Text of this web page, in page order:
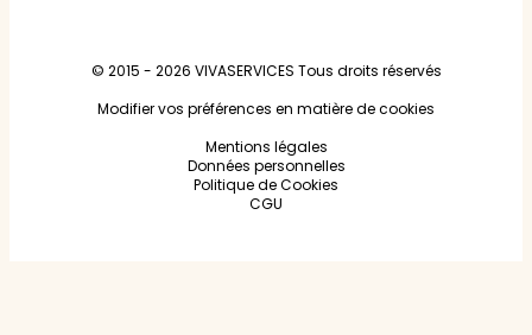
© 2015 - 2026 VIVASERVICES Tous droits réservés
Modifier vos préférences en matière de cookies
Mentions légales
Données personnelles
Politique de Cookies
CGU